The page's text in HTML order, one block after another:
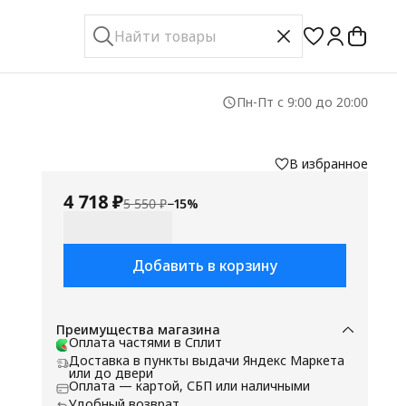
Пн-Пт с 9:00 до 20:00
В избранное
4 718 ₽5 550 ₽−15%
Добавить в корзину
Преимущества магазина
Оплата частями в Сплит
Доставка в пункты выдачи Яндекс Маркета
или до двери
Оплата — картой, СБП или наличными